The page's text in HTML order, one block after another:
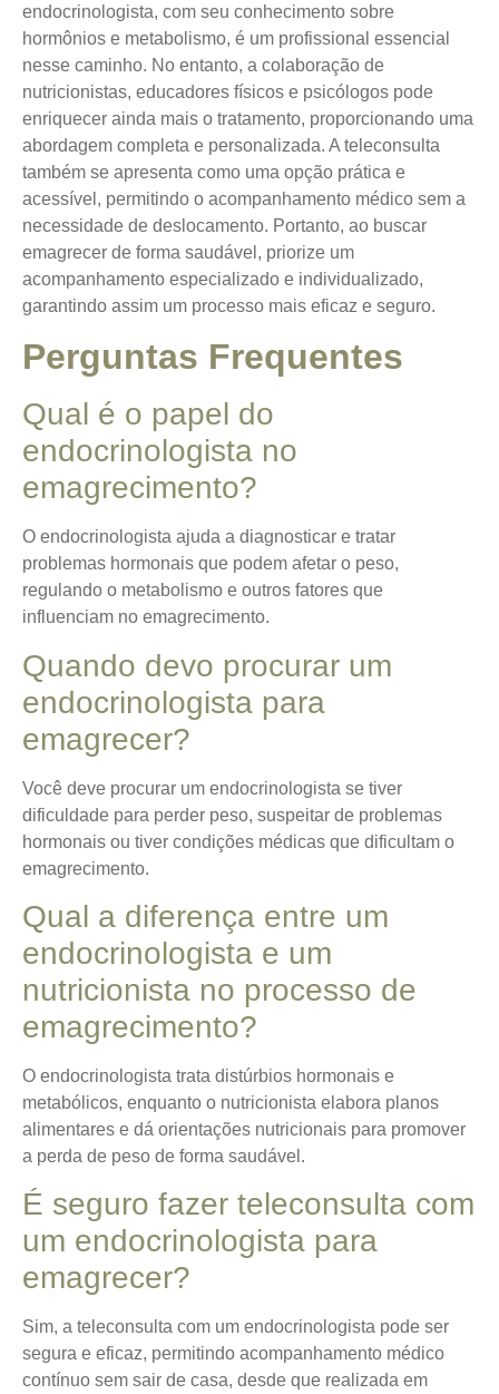
endocrinologista, com seu conhecimento sobre
hormônios e metabolismo, é um profissional essencial
nesse caminho. No entanto, a colaboração de
nutricionistas, educadores físicos e psicólogos pode
enriquecer ainda mais o tratamento, proporcionando uma
abordagem completa e personalizada. A teleconsulta
também se apresenta como uma opção prática e
acessível, permitindo o acompanhamento médico sem a
necessidade de deslocamento. Portanto, ao buscar
emagrecer de forma saudável, priorize um
acompanhamento especializado e individualizado,
garantindo assim um processo mais eficaz e seguro.
Perguntas Frequentes
Qual é o papel do
endocrinologista no
emagrecimento?
O endocrinologista ajuda a diagnosticar e tratar
problemas hormonais que podem afetar o peso,
regulando o metabolismo e outros fatores que
influenciam no emagrecimento.
Quando devo procurar um
endocrinologista para
emagrecer?
Você deve procurar um endocrinologista se tiver
dificuldade para perder peso, suspeitar de problemas
hormonais ou tiver condições médicas que dificultam o
emagrecimento.
Qual a diferença entre um
endocrinologista e um
nutricionista no processo de
emagrecimento?
O endocrinologista trata distúrbios hormonais e
metabólicos, enquanto o nutricionista elabora planos
alimentares e dá orientações nutricionais para promover
a perda de peso de forma saudável.
É seguro fazer teleconsulta com
um endocrinologista para
emagrecer?
Sim, a teleconsulta com um endocrinologista pode ser
segura e eficaz, permitindo acompanhamento médico
contínuo sem sair de casa, desde que realizada em